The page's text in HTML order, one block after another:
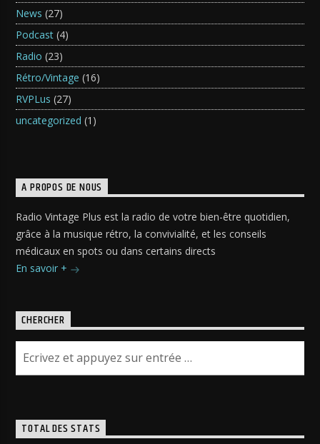
News (27)
Podcast (4)
Radio (23)
Rétro/Vintage (16)
RVPLus (27)
uncategorized (1)
A PROPOS DE NOUS
Radio Vintage Plus est la radio de votre bien-être quotidien,
grâce à la musique rétro, la convivialité, et les conseils
médicaux en spots ou dans certains directs
En savoir +
CHERCHER
TOTAL DES STATS